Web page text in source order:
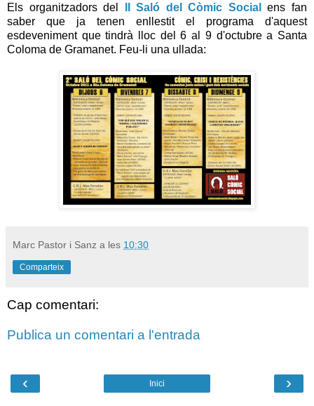
Els organitzadors del II Saló del Còmic Social
ens fan
saber que ja tenen enllestit el programa d'aquest
esdeveniment que tindrà lloc del 6 al 9 d'octubre a Santa
Coloma de Gramanet. Feu-li una ullada:
Marc Pastor i Sanz a les 10:30
Comparteix
Cap comentari:
Publica un comentari a l'entrada
‹ ›
Inici